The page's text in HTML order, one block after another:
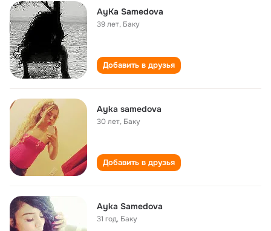
AyKa Samedova
39 лет, Баку
Добавить в друзья
Ayka samedova
30 лет, Баку
Добавить в друзья
Ayka Samedova
31 год, Баку